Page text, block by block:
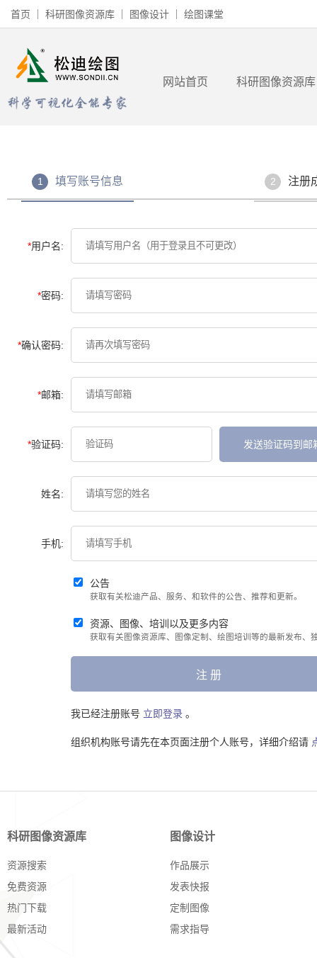
首页 科研图像资源库 图像设计 绘图课堂
网站首页 科研图像资源库
1 填写账号信息 2 注册
*用户名:
*密码:
*确认密码:
*邮箱:
*验证码: 发送验证码到邮
姓名:
手机:
公告
获取有关松迪产品、服务、和软件的公告、推荐和更新。
资源、图像、培训以及更多内容
获取有关图像资源库、图像定制、绘图培训等的最新发布、
注 册
我已经注册账号 立即登录 。
组织机构账号请先在本页面注册个人账号，详细介绍请
科研图像资源库
资源搜索
免费资源
热门下载
最新活动
图像设计
作品展示
发表快报
定制图像
需求指导